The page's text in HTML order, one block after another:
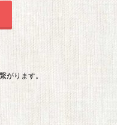
がります。